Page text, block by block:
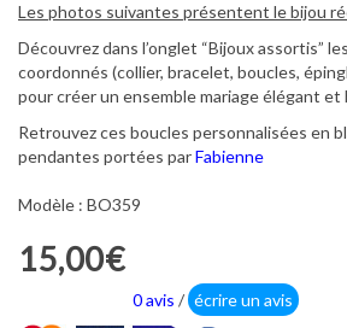
Les photos suivantes présentent le bijou
Découvrez dans l’onglet “Bijoux assortis”
coordonnés (collier, bracelet, boucles,
pour créer un ensemble mariage élégant et
Retrouvez ces boucles personnalisées en
pendantes portées parFabienne
Modèle : BO359
15,00€
0 avis / écrire un avis